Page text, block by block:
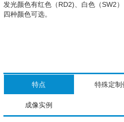
发光颜色有红色（RD2)、白色（SW2
四种颜色可选。
特点 特殊定制
成像实例